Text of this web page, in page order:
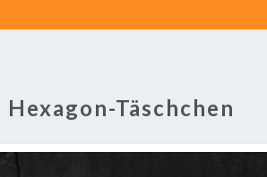
Hexagon-Täschchen